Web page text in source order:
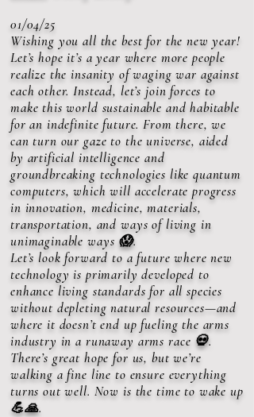
01/04/25
Wishing you all the best for the new year!
Let’s hope it’s a year where more people
realize the insanity of waging war against
each other. Instead, let’s join forces to
make this world sustainable and habitable
for an indefinite future. From there, we
can turn our gaze to the universe, aided
by artificial intelligence and
groundbreaking technologies like quantum
computers, which will accelerate progress
in innovation, medicine, materials,
transportation, and ways of living in
unimaginable ways 😱.
Let’s look forward to a future where new
technology is primarily developed to
enhance living standards for all species
without depleting natural resources—and
where it doesn’t end up fueling the arms
industry in a runaway arms race 💀.
There’s great hope for us, but we’re
walking a fine line to ensure everything
turns out well. Now is the time to wake up
💪🙏.